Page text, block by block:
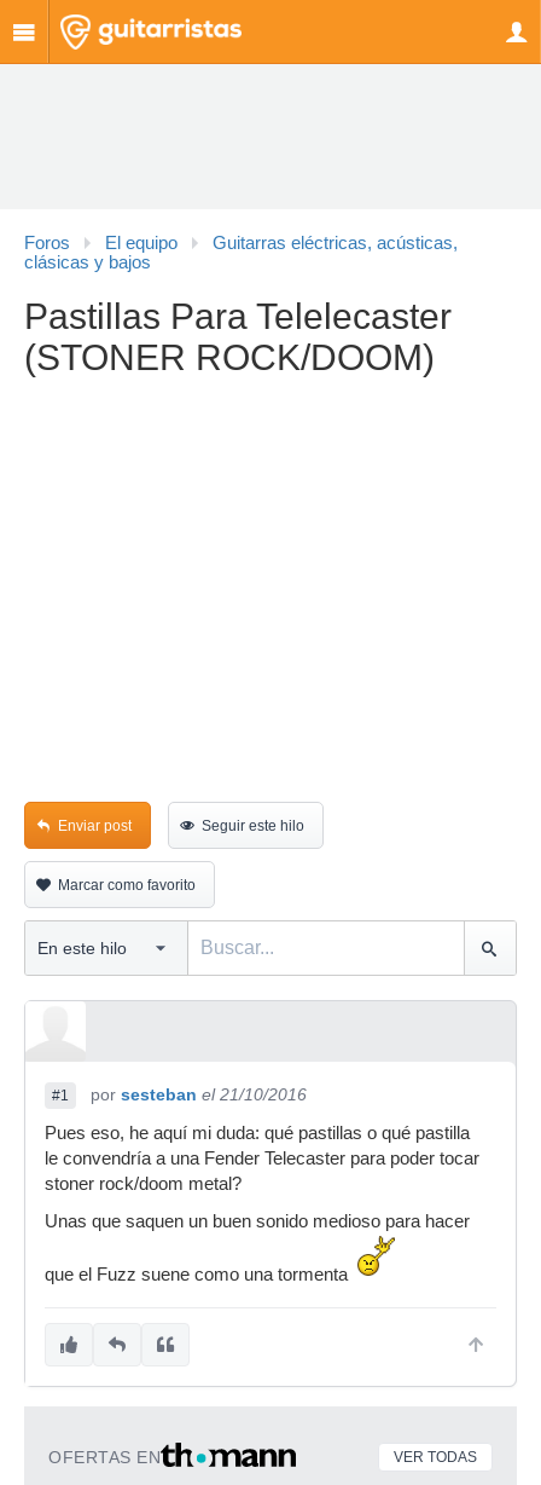
Foros El equipo
Guitarras eléctricas, acústicas,
clásicas y bajos
Pastillas Para Telelecaster
(STONER ROCK/DOOM)
Enviar post Seguir este hilo
Marcar como favorito
#1 por sesteban el 21/10/2016
Pues eso, he aquí mi duda: qué pastillas o qué pastilla
le convendría a una Fender Telecaster para poder tocar
stoner rock/doom metal?
Unas que saquen un buen sonido medioso para hacer
que el Fuzz suene como una tormenta
OFERTAS EN VER TODAS